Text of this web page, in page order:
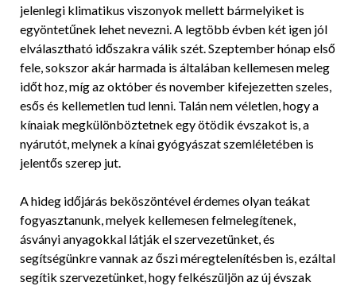
jelenlegi klimatikus viszonyok mellett bármelyiket is
egyöntetűnek lehet nevezni. A legtöbb évben két igen jól
elválasztható időszakra válik szét. Szeptember hónap első
fele, sokszor akár harmada is általában kellemesen meleg
időt hoz, míg az október és november kifejezetten szeles,
esős és kellemetlen tud lenni. Talán nem véletlen, hogy a
kínaiak megkülönböztetnek egy ötödik évszakot is, a
nyárutót, melynek a kínai gyógyászat szemléletében is
jelentős szerep jut.
A hideg időjárás beköszöntével érdemes olyan teákat
fogyasztanunk, melyek kellemesen felmelegítenek,
ásványi anyagokkal látják el szervezetünket, és
segítségünkre vannak az őszi méregtelenítésben is, ezáltal
segítik szervezetünket, hogy felkészüljön az új évszak